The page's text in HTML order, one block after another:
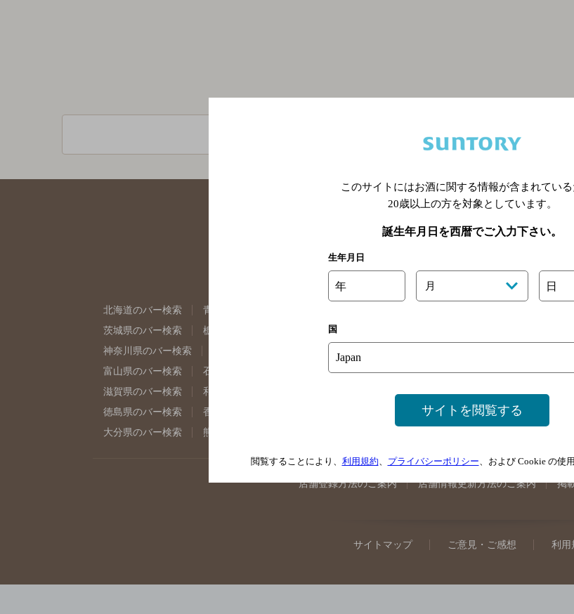
関連ページ
北海道のバー検索 青森県のバー検索
茨城県のバー検索
栃木県のバー検索 群馬県のバー検索
神奈川県のバー検索
埼玉県のバー検索
富山県のバー検索
石川県のバー検索 福井県のバー検索 大阪府のバー検索 京都府のバー検
滋賀県のバー検索
和歌山県のバー検索 岡山県のバー検索 山口県のバー
徳島県のバー検索
香川県のバー検索 高知県のバー検索 福岡県のバー検
大分県のバー検索
熊本県のバー検索
店舗登録方法のご案内 店舗情報更新方法のご案内 掲
サイトマップ ご意見・ご感想 利用
このサイトにはお酒に関する情報が含まれている
20歳以上の方を対象としています。
誕生年月日を西暦でご入力下さい。
生年月日
年 月 日
国
サイトを閲覧する
閲覧することにより、 利用規約、 プライバシーポリシー、および Cookie の使